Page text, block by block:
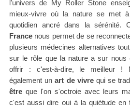
l'univers de My Roller Stone
mieux-vivre où la nature se met
quotidien ancré dans la sérénité.
Francenous permet de se
plusieurs médecines alternatives
sur le rôle que la nature a sur nous
offrir : c'est-à-dire, le meilleur !
également unart de vivrequi se
êtreque l'on s'octroie avec leurs
c'est aussi dire oui à la quiétude en